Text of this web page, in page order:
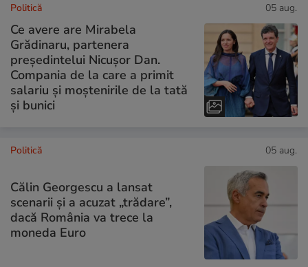
Politică 05 aug.
Ce avere are Mirabela
Grădinaru, partenera
președintelui Nicușor Dan.
Compania de la care a primit
salariu și moștenirile de la tată
și bunici
Politică 05 aug.
Călin Georgescu a lansat
scenarii și a acuzat „trădare”,
dacă România va trece la
moneda Euro